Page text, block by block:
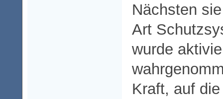
Nächsten
Art
wurde
Kraft, auf